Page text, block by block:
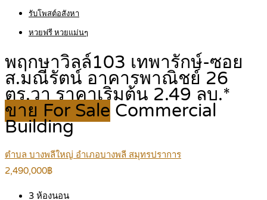
รับโพสต์อสังหา
หวยฟรี หวยแม่นๆ
พฤกษาวิลล์103 เทพารักษ์-ซอย
ส.มณีรัตน์ อาคารพาณิชย์ 26
ตร.วา ราคาเริ่มต้น 2.49 ลบ.*
ขาย For Sale Commercial
Building
ตำบล บางพลีใหญ่ อำเภอบางพลี สมุทรปราการ
2,490,000฿
3 ห้องนอน